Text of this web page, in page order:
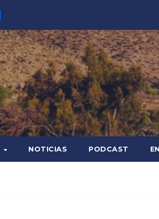
NOTICIAS PODCAST